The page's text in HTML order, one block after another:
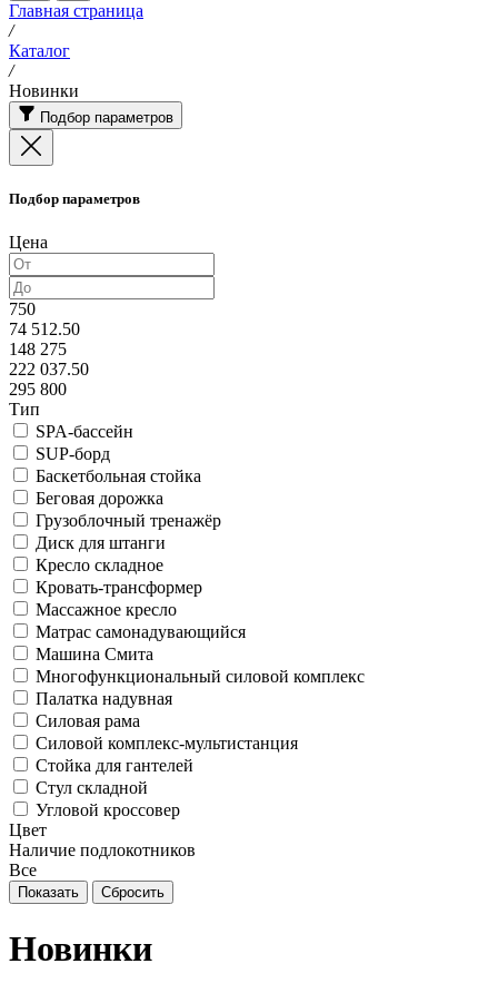
Главная страница
/
Каталог
/
Новинки
Подбор параметров
Подбор параметров
Цена
750
74 512.50
148 275
222 037.50
295 800
Тип
SPA-бассейн
SUP-борд
Баскетбольная стойка
Беговая дорожка
Грузоблочный тренажёр
Диск для штанги
Кресло складное
Кровать-трансформер
Массажное кресло
Матрас самонадувающийся
Машина Смита
Многофункциональный силовой комплекс
Палатка надувная
Силовая рама
Силовой комплекс-мультистанция
Стойка для гантелей
Стул складной
Угловой кроссовер
Цвет
Наличие подлокотников
Все
Новинки